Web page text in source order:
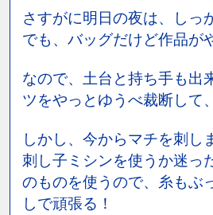
さすがに明日の夜は、しっ
でも、バッグだけど作品が
なので、土台と持ち手も出
ツをやっとゆうべ裁断して
しかし、今からマチを刺し
刺し子ミシンを使うか迷っ
のものを使うので、糸もぶ
しで頑張る！